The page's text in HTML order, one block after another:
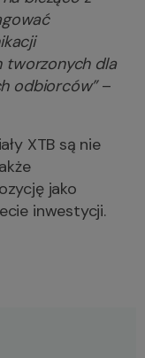
tworzonych dla
odbiorców”–
XTB są nie
jako
inwestycji.